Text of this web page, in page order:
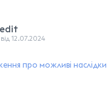
12.07.2024
про можливі наслідки